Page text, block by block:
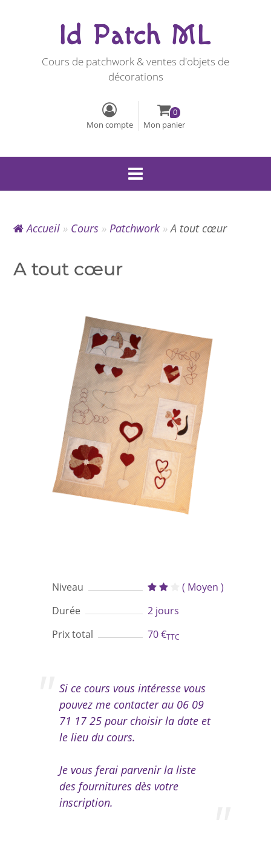
Id Patch ML
Cours de patchwork & ventes d'objets de
décorations
Mon compte
0
Mon panier
Accueil » Cours » Patchwork » A tout cœur
A tout cœur
Niveau
( Moyen )
Durée
2 jours
Prix total
70 €TTC
Si ce cours vous intéresse vous
pouvez me contacter au 06 09
71 17 25 pour choisir la date et
le lieu du cours.
Je vous ferai parvenir la liste
des fournitures dès votre
inscription.